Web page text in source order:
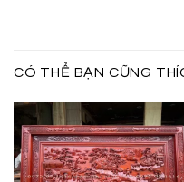
CÓ THỂ BẠN CŨNG